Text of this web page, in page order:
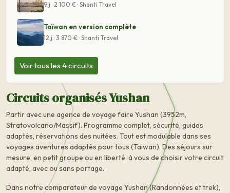
9 j · 2 100 € · Shanti Travel
Taïwan en version complète
12 j · 3 870 € · Shanti Travel
Voir tous les 4 circuits
Circuits organisés Yushan
Partir avec une agence de voyage faire Yushan (3952m,
Stratovolcano/Massif). Programme complet, sécurité, guides
adaptés, réservations des nuitées. Tout est modulable dans ses
voyages aventures adaptés pour tous (Taiwan). Des séjours sur
mesure, en petit groupe ou en liberté, à vous de choisir votre circuit
adapté, avec ou sans portage.
Dans notre comparateur de voyage Yushan (Randonnées et trek),